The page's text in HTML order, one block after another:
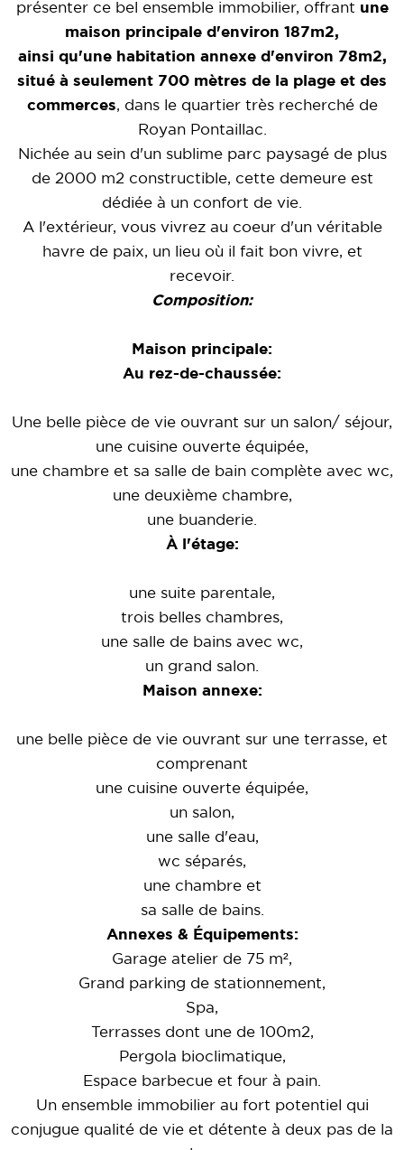
présenter ce bel ensemble immobilier, offrant une
maison principale d'environ 187m2,
ainsi qu'une habitation annexe d'environ 78m2,
situé à seulement 700 mètres de la plage et des
commerces, dans le quartier très recherché de
Royan Pontaillac.
Nichée au sein d'un sublime parc paysagé de plus
de 2000 m2 constructible, cette demeure est
dédiée à un confort de vie.
A l'extérieur, vous vivrez au coeur d'un véritable
havre de paix, un lieu où il fait bon vivre, et
recevoir.
Composition:
Maison principale:
Au rez-de-chaussée:
Une belle pièce de vie ouvrant sur un salon/ séjour,
une cuisine ouverte équipée,
une chambre et sa salle de bain complète avec wc,
une deuxième chambre,
une buanderie.
À l'étage:
une suite parentale,
trois belles chambres,
une salle de bains avec wc,
un grand salon.
Maison annexe:
une belle pièce de vie ouvrant sur une terrasse, et
comprenant
une cuisine ouverte équipée,
un salon,
une salle d'eau,
wc séparés,
une chambre et
sa salle de bains.
Annexes & Équipements:
Garage atelier de 75 m²,
Grand parking de stationnement,
Spa,
Terrasses dont une de 100m2,
Pergola bioclimatique,
Espace barbecue et four à pain.
Un ensemble immobilier au fort potentiel qui
conjugue qualité de vie et détente à deux pas de la